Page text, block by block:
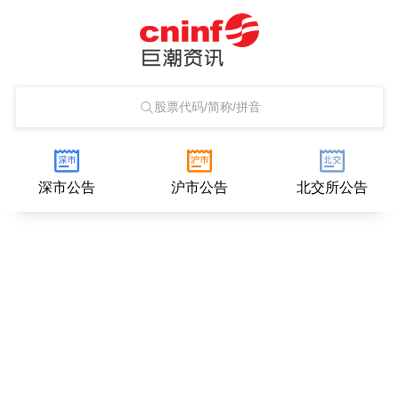
股票代码/简称/拼音
深市公告 沪市公告 北交所公告